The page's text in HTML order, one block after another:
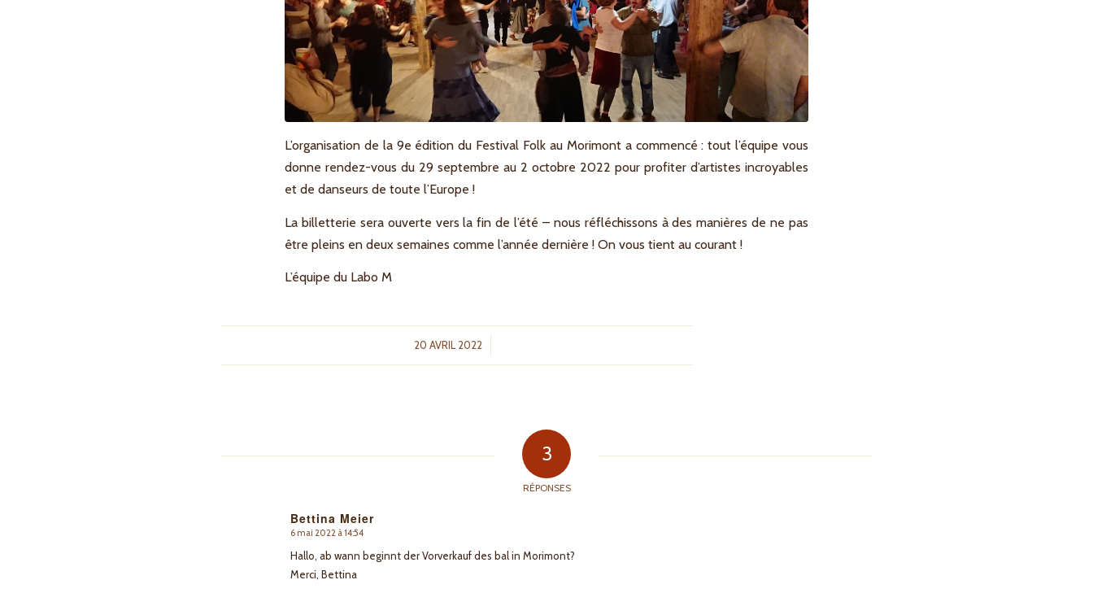
L’organisation de la 9e édition du Festival Folk au Morimont a commencé : tout l’équipe vous
donne rendez-vous du 29 septembre au 2 octobre 2022 pour profiter d’artistes incroyables
et de danseurs de toute l’Europe !
La billetterie sera ouverte vers la fin de l’été – nous réfléchissons à des manières de ne pas
être pleins en deux semaines comme l’année dernière ! On vous tient au courant !
L’équipe du Labo M
20 AVRIL 2022
/
3
RÉPONSES
Bettina Meier
dit
6 mai 2022 à 14:54
Hallo, ab wann beginnt der Vorverkauf des bal in Morimont?
Merci, Bettina